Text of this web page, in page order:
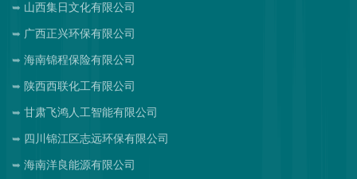
山西集日文化有限公司
广西正兴环保有限公司
海南锦程保险有限公司
陕西西联化工有限公司
甘肃飞鸿人工智能有限公司
四川锦江区志远环保有限公司
海南洋良能源有限公司